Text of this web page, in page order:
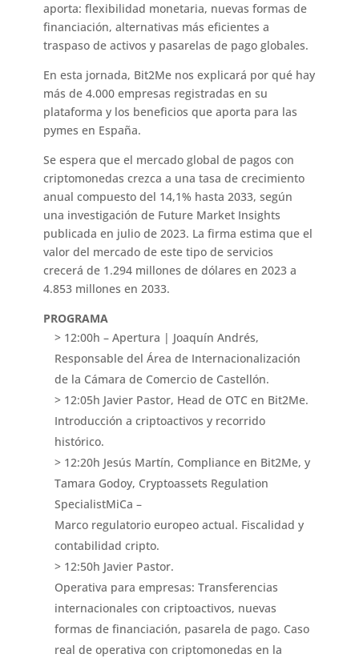
aporta: flexibilidad monetaria, nuevas formas de
financiación, alternativas más eficientes a
traspaso de activos y pasarelas de pago globales.
En esta jornada, Bit2Me nos explicará por qué hay
más de 4.000 empresas registradas en su
plataforma y los beneficios que aporta para las
pymes en España.
Se espera que el mercado global de pagos con
criptomonedas crezca a una tasa de crecimiento
anual compuesto del 14,1% hasta 2033, según
una investigación de Future Market Insights
publicada en julio de 2023. La firma estima que el
valor del mercado de este tipo de servicios
crecerá de 1.294 millones de dólares en 2023 a
4.853 millones en 2033.
PROGRAMA
> 12:00h – Apertura | Joaquín Andrés,
Responsable del Área de Internacionalización
de la Cámara de Comercio de Castellón.
> 12:05h Javier Pastor, Head de OTC en Bit2Me.
Introducción a criptoactivos y recorrido
histórico.
> 12:20h Jesús Martín, Compliance en Bit2Me, y
Tamara Godoy, Cryptoassets Regulation
SpecialistMiCa –
Marco regulatorio europeo actual. Fiscalidad y
contabilidad cripto.
> 12:50h Javier Pastor.
Operativa para empresas: Transferencias
internacionales con criptoactivos, nuevas
formas de financiación, pasarela de pago. Caso
real de operativa con criptomonedas en la